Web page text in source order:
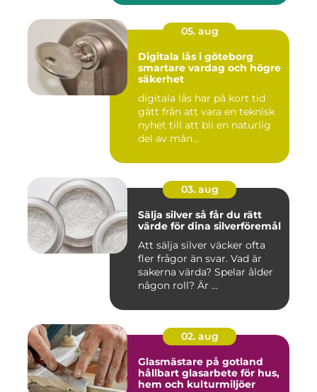
05. aug
Digitala lås i göteborg
smartare vardag och högre
säkerhet
digitala lås har på kort tid
gått från att vara en teknisk
nyhet till att bli en naturlig
del av mån...
03. aug
Sälja silver så får du rätt
värde för dina silverföremål
Att sälja silver väcker ofta
fler frågor än svar. Vad är
sakerna värda? Spelar ålder
någon roll? Är ...
02. aug
Glasmästare på gotland
hållbart glasarbete för hus,
hem och kulturmiljöer